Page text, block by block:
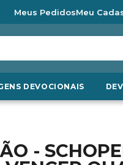
Meus PedidosMeu
DEVOCIONAIS
-